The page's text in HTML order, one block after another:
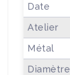
Date
Atelier
Métal
Diamètre